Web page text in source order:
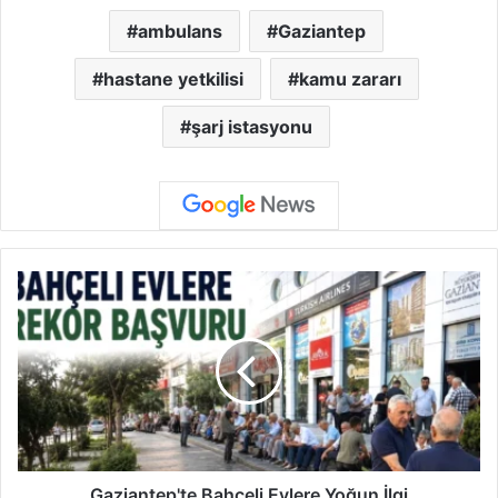
ambulans Gaziantep
hastane yetkilisi kamu zararı
şarj istasyonu
G
a
z
i
a
n
e
p